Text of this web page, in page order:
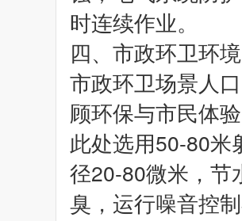
时连续作业。
四、市政环卫环
市政环卫场景人
顾环保与市民体验
此处选用50-80
径20-80微米，节
臭，运行噪音控